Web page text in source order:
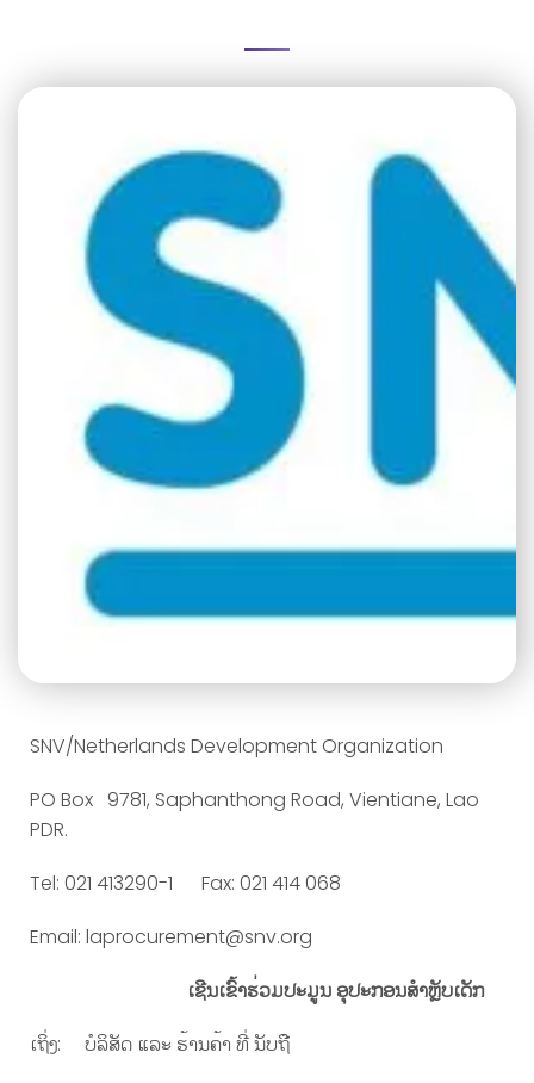
SNV/Netherlands Development Organization
PO Box 9781, Saphanthong Road, Vientiane, Lao
PDR.
Tel: 021 413290-1 Fax: 021 414 068
Email: laprocurement@snv.org
ເຊີນເຂົ້າຮ່ວມປະມູນ ອຸປະກອນສໍາຫຼັບເດັກ
ເຖິ່ງ: ບໍລິສັດ ແລະ ຮ້ານຄ້າ ທີ່ ນັບຖື